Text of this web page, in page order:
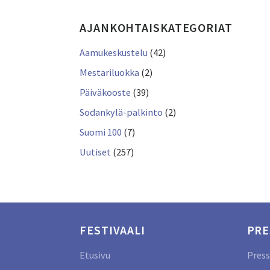
AJANKOHTAISKATEGORIAT
Aamukeskustelu (42)
Mestariluokka (2)
Päiväkooste (39)
Sodankylä-palkinto (2)
Suomi 100 (7)
Uutiset (257)
FESTIVAALI
Etusivu
Press